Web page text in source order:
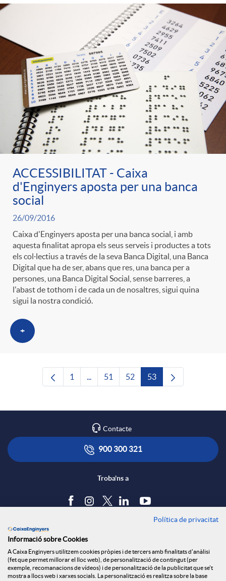
ACCESSIBILITAT - Caixa
d'Enginyers aposta per una banca
social
26/09/2016
Caixa d'Enginyers aposta per una banca social, i amb
aquesta finalitat apropa els seus serveis i productes a tots
els col·lectius a través de la seva Banca Digital, una Banca
Digital que ha de ser, abans que res, una banca per a
persones, una Banca Digital Social, sense barreres, a
l'abast de tothom i de cada un de nosaltres, sigui quina
sigui la nostra condició.
+
Pàgina
1 ...Pàgines intermèdies Utilitzeu TAB per
Pàgina
51 Pàgina
52 Pàgina
53
Contacte
900 300 321
Troba'ns a
Política de cookies
Avís legal
Política de privacitat
Informació sobre Cookies
A Caixa Enginyers utilitzem cookies pròpies i de tercers amb finalitats d'anàlisi
(fet que permet millorar el lloc web), de personalització de contingut (per
exemple, recomanacions de vídeos) i de personalització de la publicitat que se't
mostra a llocs web i xarxes socials. La personalització es realitza sobre la base